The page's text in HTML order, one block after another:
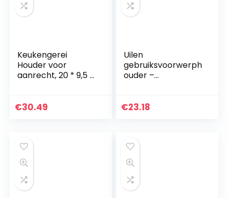
Keukengerei
Houder voor
aanrecht, 20 * 9,5 *
Lepel Vork
€30.49
Uilen
gebruiksvoorwerph
ouder –
houder van
servies…
€23.18